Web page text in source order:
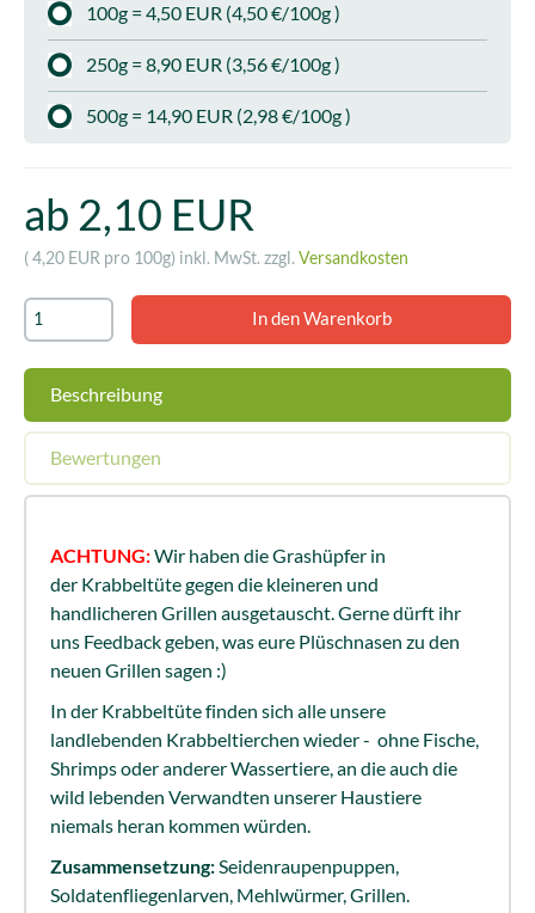
100g = 4,50 EUR (4,50 €/100g )
250g = 8,90 EUR (3,56 €/100g )
500g = 14,90 EUR (2,98 €/100g )
ab 2,10 EUR
( 4,20 EUR pro 100g) inkl. MwSt. zzgl. Versandkosten
Beschreibung
Bewertungen
ACHTUNG:Wir haben die Grashüpfer in
der Krabbeltüte gegen die kleineren und
handlicheren Grillen ausgetauscht. Gerne dürft ihr
uns Feedback geben, was eure Plüschnasen zu den
neuen Grillen sagen :)
In der Krabbeltüte finden sich alle unsere
landlebenden Krabbeltierchen wieder - ohne Fische,
Shrimps oder anderer Wassertiere, an die auch die
wild lebenden Verwandten unserer Haustiere
niemals heran kommen würden.
Zusammensetzung:Seidenraupenpuppen,
Soldatenfliegenlarven, Mehlwürmer, Grillen.